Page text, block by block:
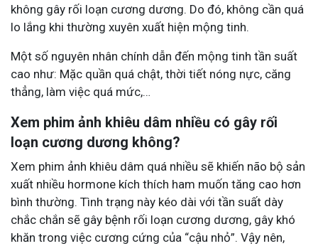
không gây rối loạn cương dương. Do đó, không cần quá
lo lắng khi thường xuyên xuất hiện mộng tinh.
Một số nguyên nhân chính dẫn đến mộng tinh tần suất
cao như: Mặc quần quá chật, thời tiết nóng nực, căng
thẳng, làm việc quá mức,…
Xem phim ảnh khiêu dâm nhiều có gây rối
loạn cương dương không?
Xem phim ảnh khiêu dâm quá nhiều sẽ khiến não bộ sản
xuất nhiều hormone kích thích ham muốn tăng cao hơn
bình thường. Tình trạng này kéo dài với tần suất dày
chắc chắn sẽ gây bệnh rối loạn cương dương, gây khó
khăn trong việc cương cứng của “cậu nhỏ”. Vậy nên,